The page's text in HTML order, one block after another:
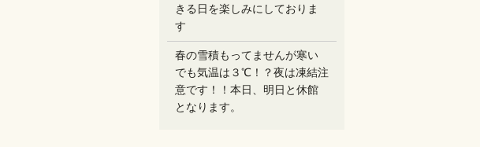
きる日を楽しみにしておりま
す
春の雪積もってませんが寒い
でも気温は３℃！？夜は凍結注
意です！！本日、明日と休館
となります。